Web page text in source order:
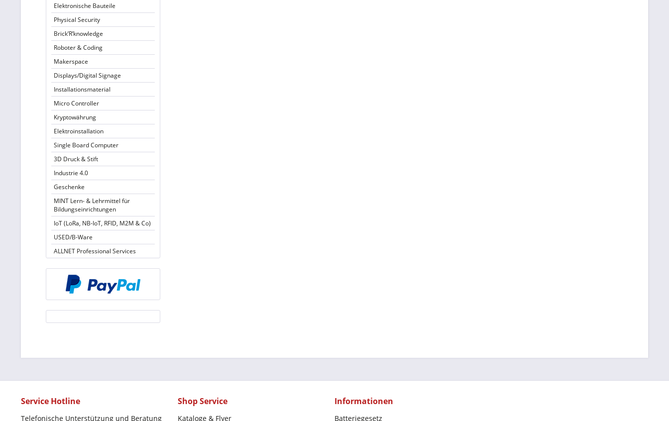
Elektronische Bauteile
Physical Security
Brick’R’knowledge
Roboter & Coding
Makerspace
Displays/Digital Signage
Installationsmaterial
Micro Controller
Kryptowährung
Elektroinstallation
Single Board Computer
3D Druck & Stift
Industrie 4.0
Geschenke
MINT Lern- & Lehrmittel für
Bildungseinrichtungen
IoT (LoRa, NB-IoT, RFID, M2M & Co)
USED/B-Ware
ALLNET Professional Services
Service Hotline
Telefonische Unterstützung und Beratung
Shop Service
Kataloge & Flyer
Informationen
Batteriegesetz